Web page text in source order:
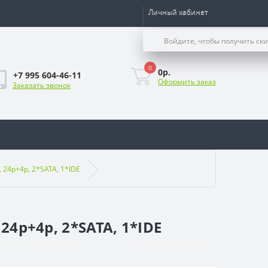
Личный кабинет
Войдите, чтобы получить
+7 995 604-46-11
Заказать звонок
0 0р.
Оформить заказ
2*SATA, 1*IDE
2*SATA, 1*IDE